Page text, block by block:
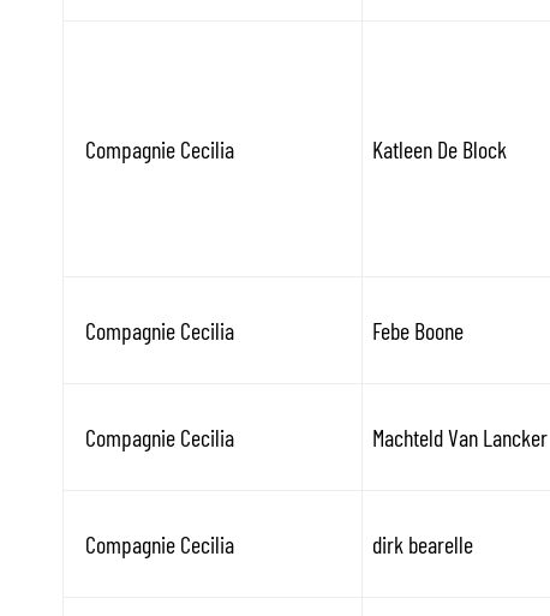
Compagnie Cecilia Katleen De Block
Compagnie Cecilia Febe Boone
Compagnie Cecilia Machteld Van Lancker
Compagnie Cecilia dirk bearelle